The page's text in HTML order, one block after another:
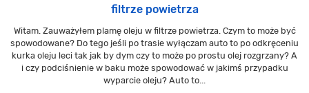
filtrze powietrza
Witam. Zauważyłem plamę oleju w filtrze powietrza. Czym to może być
spowodowane? Do tego jeśli po trasie wyłączam auto to po odkręceniu
kurka oleju leci tak jak by dym czy to może po prostu olej rozgrzany? A
i czy podciśnienie w baku może spowodować w jakimś przypadku
wyparcie oleju? Auto to...